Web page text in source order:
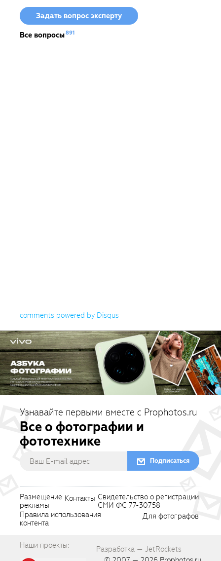
Задать вопрос эксперту
Все вопросы891
comments powered by Disqus
Узнавайте первыми вместе с Prophotos.ru
Все о фотографии и
фототехнике
Подписаться
Размещение
рекламы
Контакты Свидетельство о регистрации
СМИ ФС 77-30758
Правила использования
контента
Для фотографов
Наши проекты:
Разработка — JetRockets